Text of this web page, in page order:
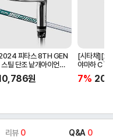
피타스 8TH GEN
틸 단조 낱개아이언
][NSPRO950GH
원
[시타채][오
야마하 C`s
[여성용][화
ORIGINAL]
7%
리뷰 0 Q&A 0